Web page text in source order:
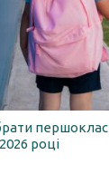
році